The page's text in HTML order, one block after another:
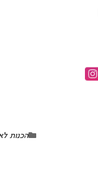
הכנות